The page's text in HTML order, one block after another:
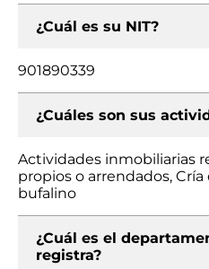
¿Cuál es su NIT?
901890339
¿Cuáles son sus
Actividades inmobiliarias
propios o arrendados,
bufalino
¿Cuál es el
registra?